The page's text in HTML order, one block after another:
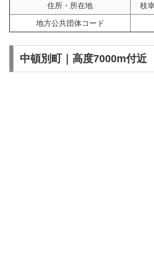
住所・所在地
枝
地方公共団体コード
中頓別町｜高度7000m付近